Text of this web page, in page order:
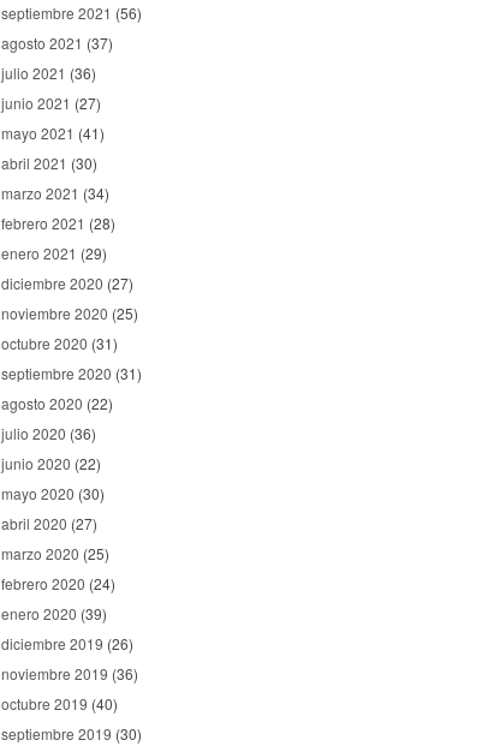
septiembre 2021 (56)
agosto 2021 (37)
julio 2021 (36)
junio 2021 (27)
mayo 2021 (41)
abril 2021 (30)
marzo 2021 (34)
febrero 2021 (28)
enero 2021 (29)
diciembre 2020 (27)
noviembre 2020 (25)
octubre 2020 (31)
septiembre 2020 (31)
agosto 2020 (22)
julio 2020 (36)
junio 2020 (22)
mayo 2020 (30)
abril 2020 (27)
marzo 2020 (25)
febrero 2020 (24)
enero 2020 (39)
diciembre 2019 (26)
noviembre 2019 (36)
octubre 2019 (40)
septiembre 2019 (30)